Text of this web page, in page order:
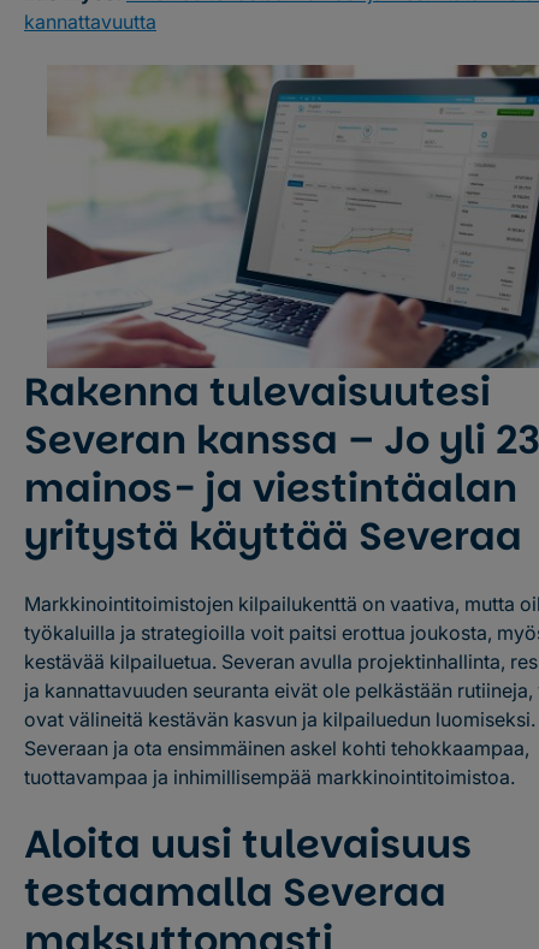
kannattavuutta
Rakenna tulevaisuutesi
Severan kanssa – Jo yli
mainos- ja viestintäalan
yritystä käyttää Severaa
Markkinointitoimistojen kilpailukenttä on vaativa, mutta
työkaluilla ja strategioilla voit paitsi erottua joukosta,
kestävää kilpailuetua. Severan avulla projektinhallinta,
ja kannattavuuden seuranta eivät ole pelkästään rutiineja,
ovat välineitä kestävän kasvun ja kilpailuedun luomiseksi.
Severaan ja ota ensimmäinen askel kohti tehokkaampaa,
tuottavampaa ja inhimillisempää markkinointitoimistoa.
Aloita uusi tulevaisuus
testaamalla Severaa